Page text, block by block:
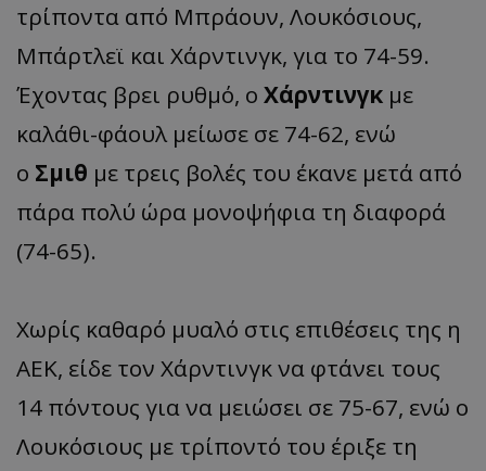
τρίποντα από Μπράουν, Λουκόσιους,
Μπάρτλεϊ και Χάρντινγκ, για το 74-59.
Έχοντας βρει ρυθμό, ο Χάρντινγκ με
καλάθι-φάουλ μείωσε σε 74-62, ενώ
ο Σμιθ με τρεις βολές του έκανε μετά από
πάρα πολύ ώρα μονοψήφια τη διαφορά
(74-65).
Χωρίς καθαρό μυαλό στις επιθέσεις της η
ΑΕΚ, είδε τον Χάρντινγκ να φτάνει τους
14 πόντους για να μειώσει σε 75-67, ενώ ο
Λουκόσιους με τρίποντό του έριξε τη